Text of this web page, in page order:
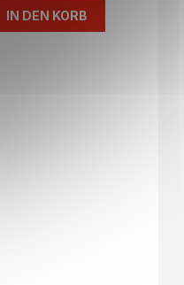
IN DEN KORB